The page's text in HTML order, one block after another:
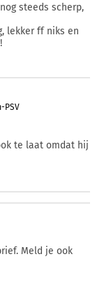
steeds scherp,
lekker ff niks en
PSV
te laat omdat hij
Meld je ook